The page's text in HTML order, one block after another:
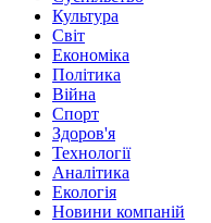
Культура
Світ
Економіка
Політика
Війна
Спорт
Здоров'я
Технології
Аналітика
Екологія
Новини компаній